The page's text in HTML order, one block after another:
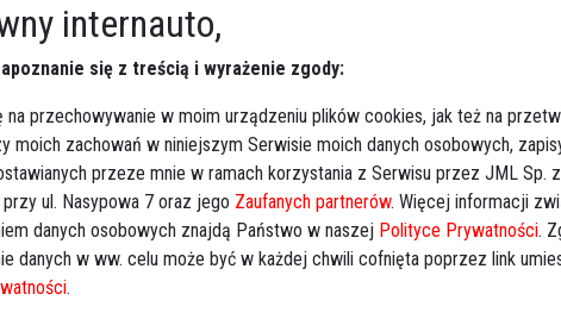
47-letnia kobieta zabrana do
Region
2024-11-07 14:04
47-letnia rowerzystka potrącona przez kierowcę
ciężarówki została zabrana do szpitala. Do wypadku
doszło na drodze krajowej w powiecie makowskim w
miejscowości Węgrzynowo. Sprawca - kierowca
ciężarówki - popełnił fatalny błąd podczas manewru na
internauto,
się z treścią i wyrażenie zgody:
na przechowywanie w moim urządzeniu plików cookies, jak też na
moich zachowań w niniejszym Serwisie moich danych osobowych,
przeze mnie w ramach korzystania z Serwisu przez JML Sp.
ul. Nasypowa 7 oraz jego Zaufanych partnerów. Więcej informacji
danych osobowych znajdą Państwo w naszej Polityce Prywatności.
danych w ww. celu może być w każdej chwili cofnięta poprzez link
.